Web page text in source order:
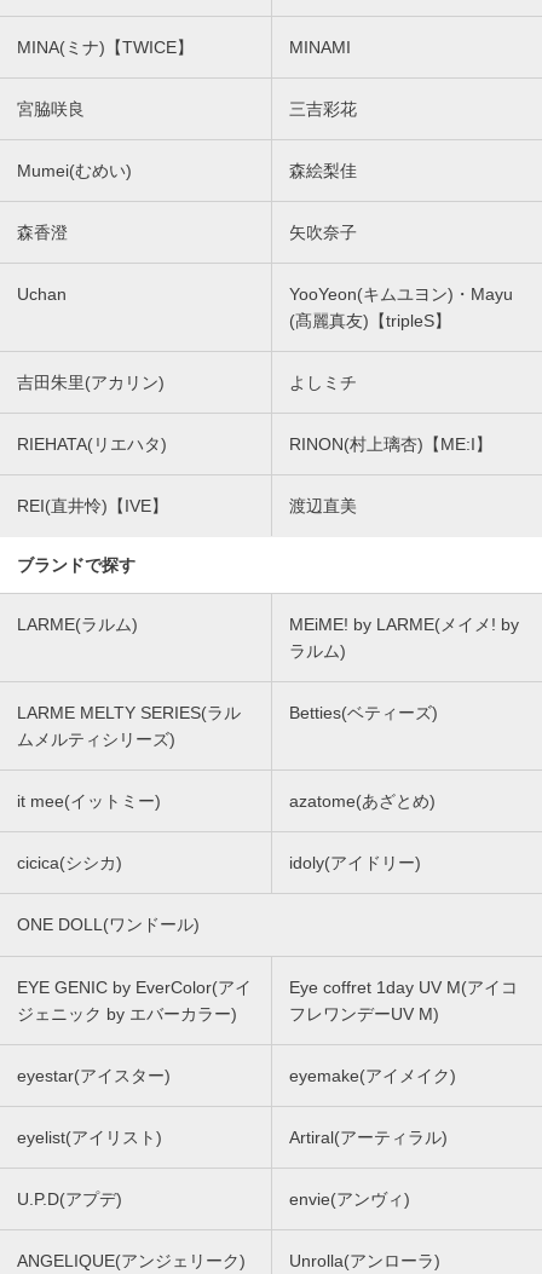
MINA(ミナ)【TWICE】 MINAMI
宮脇咲良 三吉彩花
Mumei(むめい) 森絵梨佳
森香澄 矢吹奈子
Uchan
YooYeon(キムユヨン)・Mayu
(髙麗真友)【tripleS】
吉田朱里(アカリン) よしミチ
RIEHATA(リエハタ) RINON(村上璃杏)【ME:I】
REI(直井怜)【IVE】 渡辺直美
ブランドで探す
LARME(ラルム)
MEiME! by LARME(メイメ! by
ラルム)
LARME MELTY SERIES(ラル
ムメルティシリーズ)
Betties(ベティーズ)
it mee(イットミー) azatome(あざとめ)
cicica(シシカ) idoly(アイドリー)
ONE DOLL(ワンドール)
EYE GENIC by EverColor(アイ
ジェニック by エバーカラー)
Eye coffret 1day UV M(アイコ
フレワンデーUV M)
eyestar(アイスター) eyemake(アイメイク)
eyelist(アイリスト) Artiral(アーティラル)
U.P.D(アプデ) envie(アンヴィ)
ANGELIQUE(アンジェリーク) Unrolla(アンローラ)